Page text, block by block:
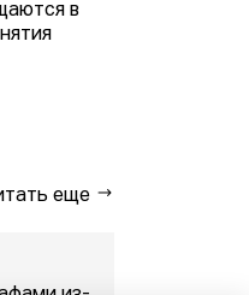
в
еще